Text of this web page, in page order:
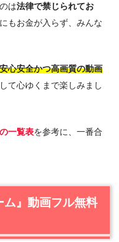
は法律で禁じられてお
もお金が入らず、みんな
安心安全かつ高画質の動画
て心ゆくまで楽しみまし
一覧表を参考に、一番合
ム』動画フル無料